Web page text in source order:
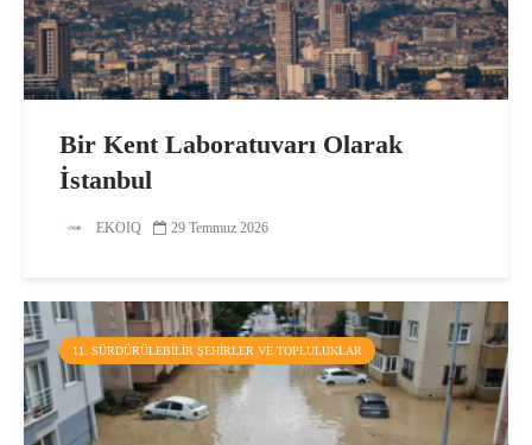
Bir Kent Laboratuvarı Olarak
İstanbul
EKOIQ 29 Temmuz 2026
11. SÜRDÜRÜLEBILIR ŞEHIRLER VE TOPLULUKLAR